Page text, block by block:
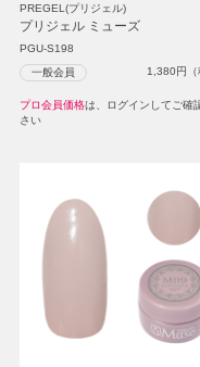
PREGEL(プリジェル)
プリジェル ミューズ
PGU-S198
一般会員 1,380円（
プロ会員価格は、ログインしてご確
さい